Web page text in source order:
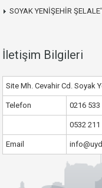
SOYAK YENİŞEHİR
İletişim Bilgileri
Site Mh. Cevahir Cd. Soyak
Telefon 0216 533
0532 211
Email